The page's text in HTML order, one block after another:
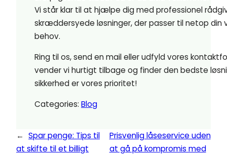
Vi står klar til at hjælpe dig med professionel
skræddersyede løsninger, der passer til netop din
behov.
Ring til os, send en mail eller udfyld vores
vender vi hurtigt tilbage og finder den bedste
sikkerhed er vores prioritet!
Categories: Blog
← Spar penge: Tips til
at skifte til et billigt
Prisvenlig låseservice uden
at gå på kompromis med